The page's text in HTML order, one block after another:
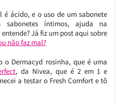
ácido, e o uso de um sabonete
íntimos, ajuda na
Já fiz um post aqui sobre
não faz mal?
o Dermacyd rosinha, que é uma
, da Nivea, que é 2 em 1 e
a testar o Fresh Comfort e tô